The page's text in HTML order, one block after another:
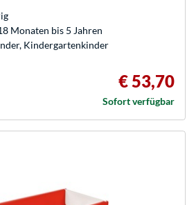
Monaten bis 5 Jahren
Kindergartenkinder
€ 53,70
Sofort verfügbar